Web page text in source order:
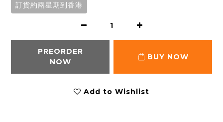
訂貨約兩星期到香港
PREORDER
NOW
BUY NOW
Add to Wishlist